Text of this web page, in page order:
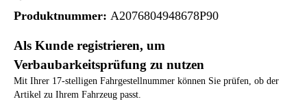
Produktnummer: A2076804948678P90
Als Kunde registrieren, um
Verbaubarkeitsprüfung zu nutzen
Mit Ihrer 17-stelligen Fahrgestellnummer können Sie prüfen, ob der
Artikel zu Ihrem Fahrzeug passt.